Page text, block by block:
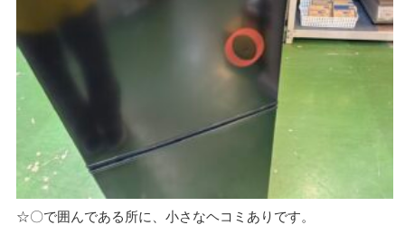
☆〇で囲んである所に、小さなヘコミありです。